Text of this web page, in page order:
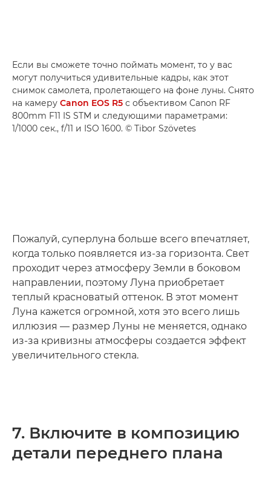
Если вы сможете точно поймать момент, то у вас
могут получиться удивительные кадры, как этот
снимок самолета, пролетающего на фоне луны. Снято
на камеру Canon EOS R5 с объективом Canon RF
800mm F11 IS STM и следующими параметрами:
1/1000 сек., f/11 и ISO 1600. © Tibor Szövetes
Пожалуй, суперлуна больше всего впечатляет,
когда только появляется из-за горизонта. Свет
проходит через атмосферу Земли в боковом
направлении, поэтому Луна приобретает
теплый красноватый оттенок. В этот момент
Луна кажется огромной, хотя это всего лишь
иллюзия — размер Луны не меняется, однако
из-за кривизны атмосферы создается эффект
увеличительного стекла.
7. Включите в композицию
детали переднего плана